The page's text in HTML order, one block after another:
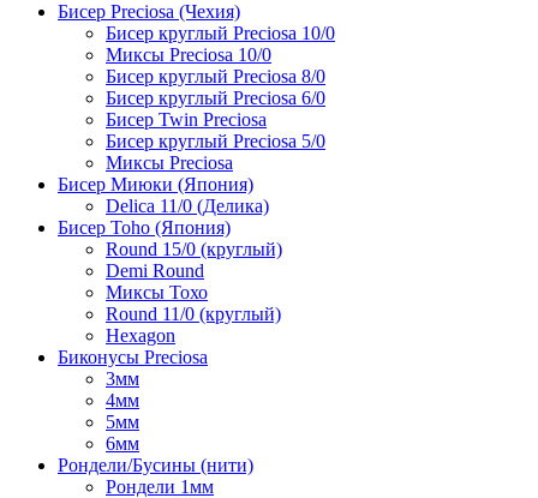
Бисер Preciosa (Чехия)
Бисер круглый Preciosa 10/0
Миксы Preciosa 10/0
Бисер круглый Preciosa 8/0
Бисер круглый Preciosa 6/0
Бисер Twin Preciosa
Бисер круглый Preciosa 5/0
Миксы Preciosa
Бисер Миюки (Япония)
Delica 11/0 (Делика)
Бисер Toho (Япония)
Round 15/0 (круглый)
Demi Round
Миксы Тохо
Round 11/0 (круглый)
Hexagon
Биконусы Preciosa
3мм
4мм
5мм
6мм
Рондели/Бусины (нити)
Рондели 1мм